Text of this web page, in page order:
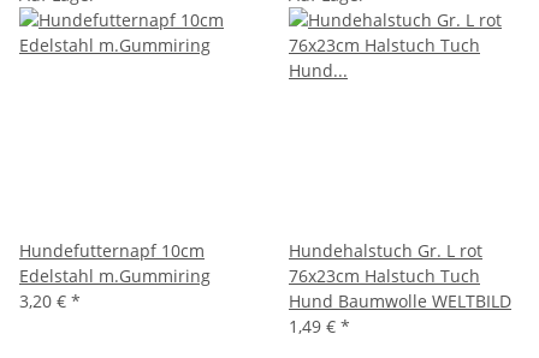
Hundefutternapf 10cm
Edelstahl m.Gummiring
3,20 € *
Hundehalstuch Gr. L rot
76x23cm Halstuch Tuch
Hund Baumwolle WELTBILD
1,49 € *